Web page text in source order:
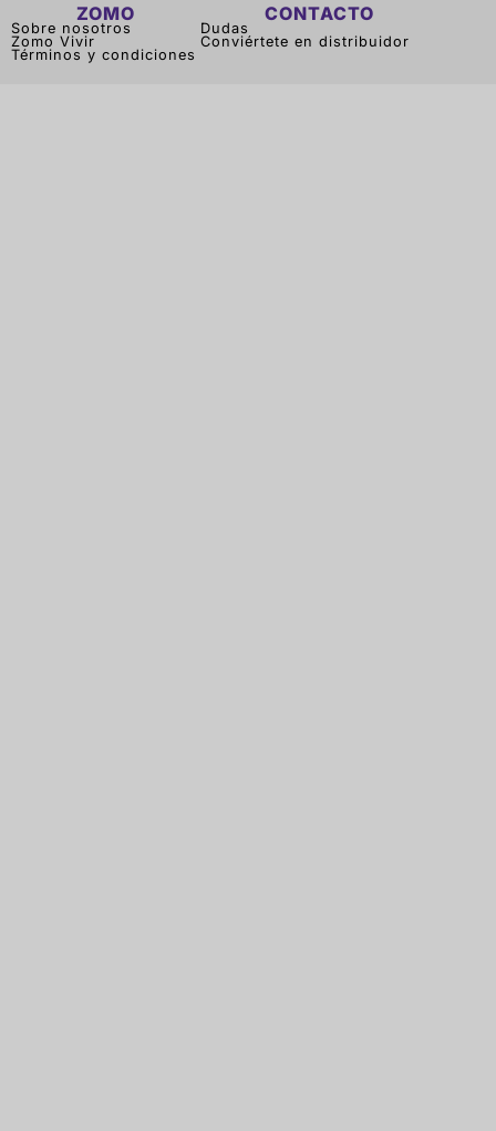
ZOMO
Sobre nosotros
Zomo Vivir
Términos y condiciones
CONTACTO
Dudas
Conviértete en distribuidor